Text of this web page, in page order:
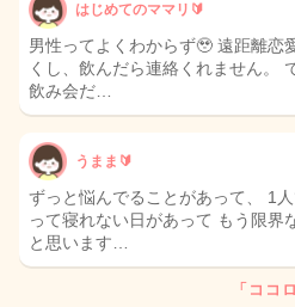
はじめてのママリ🔰
男性ってよくわからず🥹 遠距離恋
くし、飲んだら連絡くれません。
飲み会だ…
うまま🔰
ずっと悩んでることがあって、 1
って寝れない日があって もう限界
と思います…
「ココ